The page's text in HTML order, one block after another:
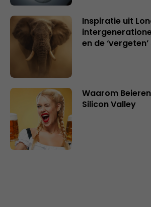
Inspiratie uit
en de
Waarom
Silicon Valley